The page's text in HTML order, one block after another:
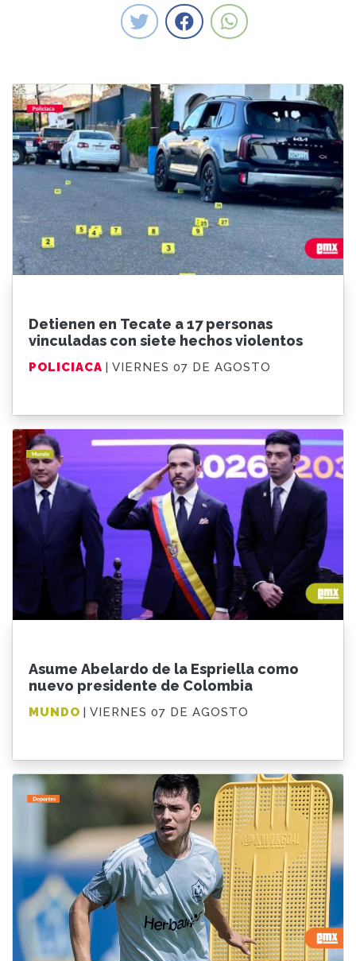
Detienen en Tecate a 17 personas
vinculadas con siete hechos violentos
POLICIACA | VIERNES 07 DE AGOSTO
Asume Abelardo de la Espriella como
nuevo presidente de Colombia
MUNDO | VIERNES 07 DE AGOSTO